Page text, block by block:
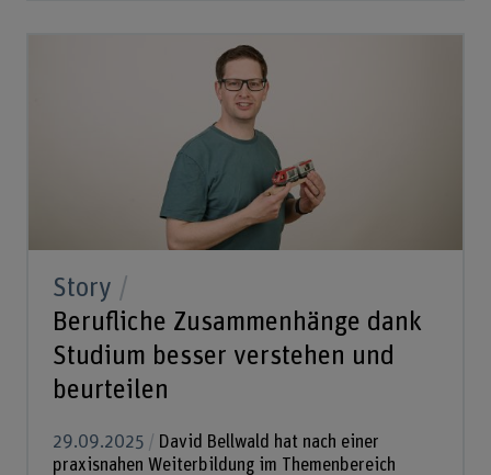
Story
Berufliche Zusammenhänge dank
Studium besser verstehen und
beurteilen
29.09.2025
David Bellwald hat nach einer
praxisnahen Weiterbildung im Themenbereich